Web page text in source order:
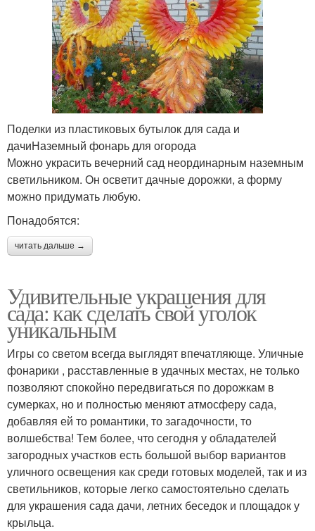
Поделки из пластиковых бутылок для сада и
дачиНаземный фонарь для огорода
Можно украсить вечерний сад неординарным наземным
светильником. Он осветит дачные дорожки, а форму
можно придумать любую.
Понадобятся:
читать дальше →
Удивительные украшения для
сада: как сделать свой уголок
уникальным
Игры со светом всегда выглядят впечатляюще. Уличные
фонарики , расставленные в удачных местах, не только
позволяют спокойно передвигаться по дорожкам в
сумерках, но и полностью меняют атмосферу сада,
добавляя ей то романтики, то загадочности, то
волшебства! Тем более, что сегодня у обладателей
загородных участков есть большой выбор вариантов
уличного освещения как среди готовых моделей, так и из
светильников, которые легко самостоятельно сделать
для украшения сада дачи, летних беседок и площадок у
крыльца.